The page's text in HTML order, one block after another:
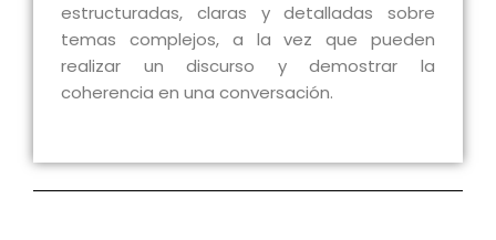
estructuradas, claras y detalladas sobre
temas complejos, a la vez que pueden
realizar un discurso y demostrar la
coherencia en una conversación.